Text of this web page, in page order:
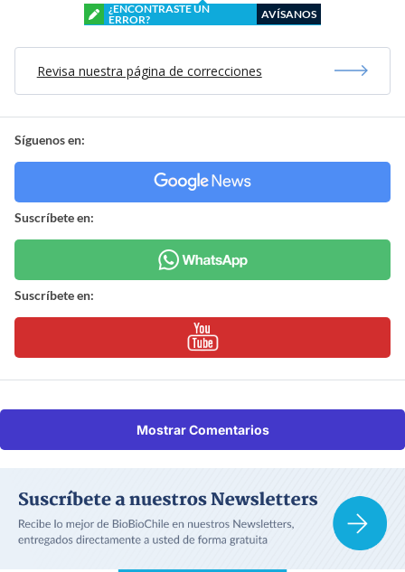
¿ENCONTRASTE UN
ERROR?
AVÍSANOS
Revisa nuestra página de correcciones
Síguenos en:
Suscríbete en:
Suscríbete en:
Mostrar Comentarios